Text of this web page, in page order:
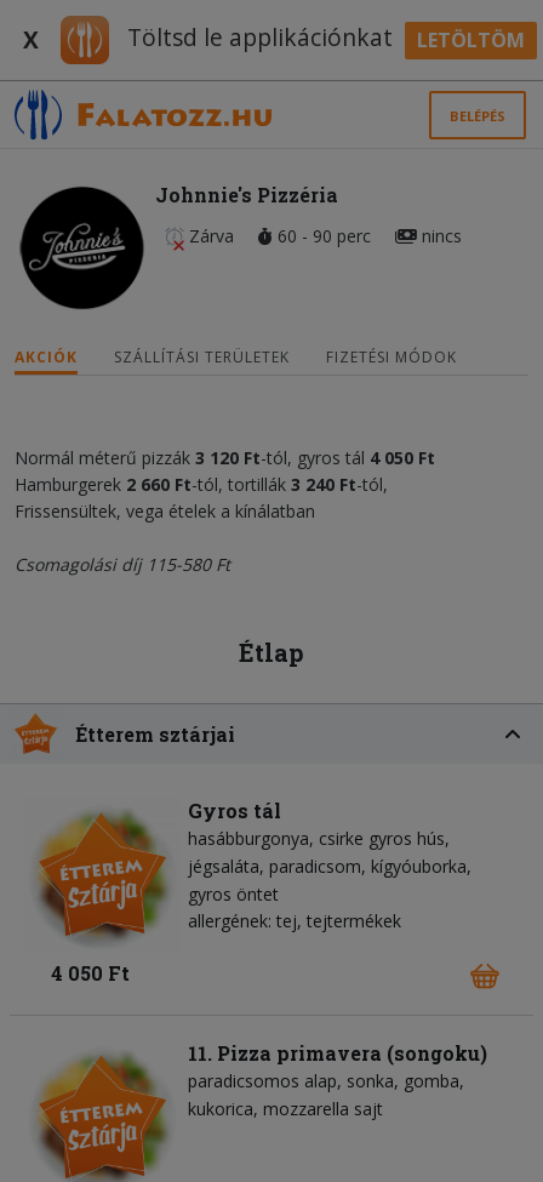
X Töltsd le applikációnkat LETÖLTÖM
BELÉPÉS
Johnnie's Pizzéria
Zárva 60 - 90 perc nincs
AKCIÓK SZÁLLÍTÁSI TERÜLETEK FIZETÉSI MÓDOK
Normál méterű pizzák 3 120 Ft-tól, gyros tál 4 050 Ft
Hamburgerek 2 660 Ft-tól, tortillák 3 240 Ft-tól,
Frissensültek, vega ételek a kínálatban
Csomagolási díj 115-580 Ft
Étlap
Étterem sztárjai
Gyros tál
hasábburgonya csirke gyros hús
jégsaláta paradicsom kígyóuborka
gyros öntet
allergének: tej, tejtermékek
4 050 Ft
11. Pizza primavera (songoku)
paradicsomos alap sonka gomba
kukorica mozzarella sajt